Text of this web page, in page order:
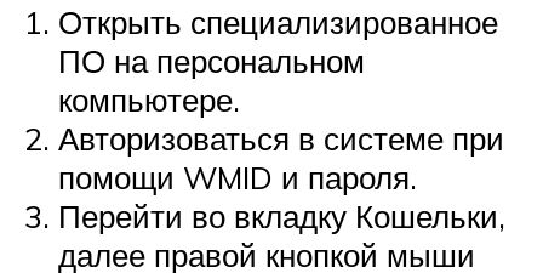
Открыть специализированное
ПО на персональном
компьютере.
Авторизоваться в системе при
помощи WMID и пароля.
Перейти во вкладку Кошельки,
далее правой кнопкой мыши